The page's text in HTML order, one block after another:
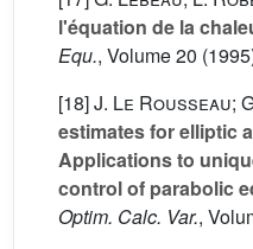
l'équation de la
Equ., Volume 20
[18]J. Le Rousseau;
estimates for elliptic
Applications to
control of parabolic
Optim. Calc. Var.,